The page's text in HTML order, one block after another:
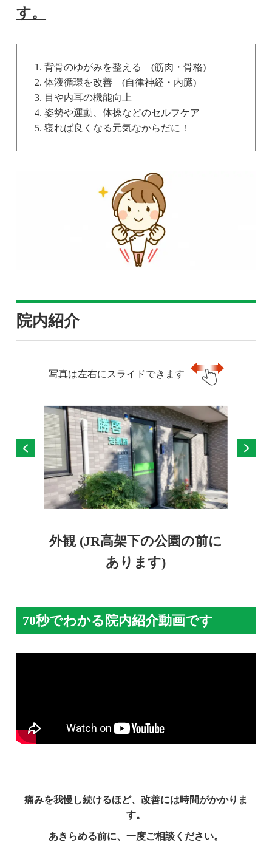
す。
背骨のゆがみを整える (筋肉・骨格)
体液循環を改善 (自律神経・内臓)
目や内耳の機能向上
姿勢や運動、体操などのセルフケア
寝れば良くなる元気なからだに！
院内紹介
写真は左右にスライドできます
外観 (JR高架下の公園の前に
あります)
70秒でわかる院内紹介動画です
痛みを我慢し続けるほど、改善には時間がかかりま
す。
あきらめる前に、一度ご相談ください。